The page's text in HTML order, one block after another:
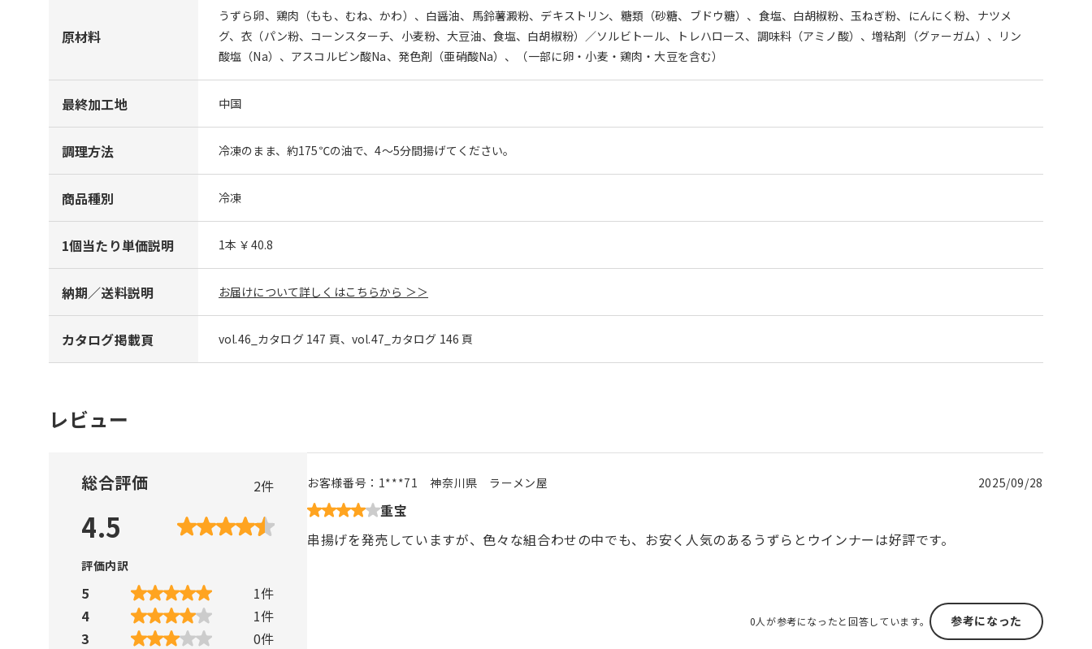
原材料
うずら卵、鶏肉（もも、むね、かわ）、白醤油、馬鈴薯澱粉、デキストリン、糖類（砂糖、ブドウ糖）、食塩、白胡椒粉、玉ねぎ粉、にんにく粉、ナツメ
グ、衣（パン粉、コーンスターチ、小麦粉、大豆油、食塩、白胡椒粉）／ソルビトール、トレハロース、調味料（アミノ酸）、増粘剤（グァーガム）、リン
酸塩（Na）、アスコルビン酸Na、発色剤（亜硝酸Na）、（一部に卵・小麦・鶏肉・大豆を含む）
最終加工地 中国
調理方法 冷凍のまま、約175℃の油で、4～5分間揚げてください。
商品種別 冷凍
1個当たり単価説明 1本 ￥40.8
納期／送料説明 お届けについて詳しくはこちらから ＞＞
カタログ掲載頁 vol.46_カタログ 147 頁、vol.47_カタログ 146 頁
レビュー
総合評価 2件
4.5
評価内訳
5 1件
4
1件
3
0件
お客様番号： 1***71 神奈川県 ラーメン屋 2025/09/28
重宝
串揚げを発売していますが、色々な組合わせの中でも、お安く人気のあるうずらとウインナーは好評です。
0人が参考になったと回答しています。 参考になった